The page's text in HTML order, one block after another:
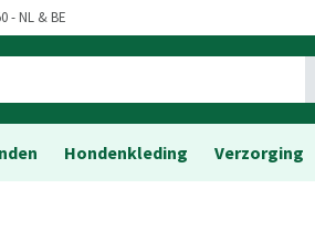
- NL & BE
Hondenkleding Verzorging